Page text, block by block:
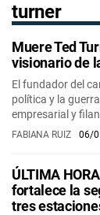
turner
Muere Ted
visionario de
El fundador del
política y la
empresarial y
FABIANA RUIZ 06/
ÚLTIMA
fortalece la
tres